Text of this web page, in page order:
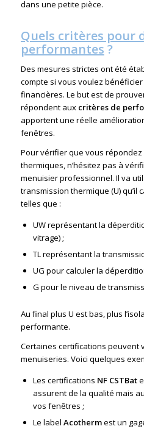
dans une petite pièce.
Quels critères pour
performantes ?
Des mesures strictes ont été
compte si vous voulez
financières. Le but est de
répondent aux critères de
apportent une réelle
fenêtres.
Pour vérifier que vous
thermiques, n’hésitez pas à
menuisier professionnel. Il va
transmission thermique (U) qu’il
telles que :
UW représentant la
vitrage) ;
TL représentant la
UG pour calculer la
G pour le niveau de
Au final plus U est bas, plus
performante.
Certaines certifications peuvent
menuiseries. Voici quelques
Les certifications NF CSTBat
assurent de la qualité mais
vos fenêtres ;
Le label Acothermest un